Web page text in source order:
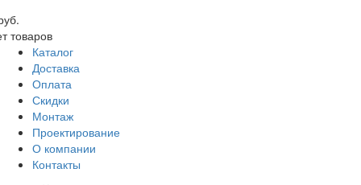
товаров
Каталог
Доставка
Оплата
Скидки
Монтаж
Проектирование
О компании
Контакты